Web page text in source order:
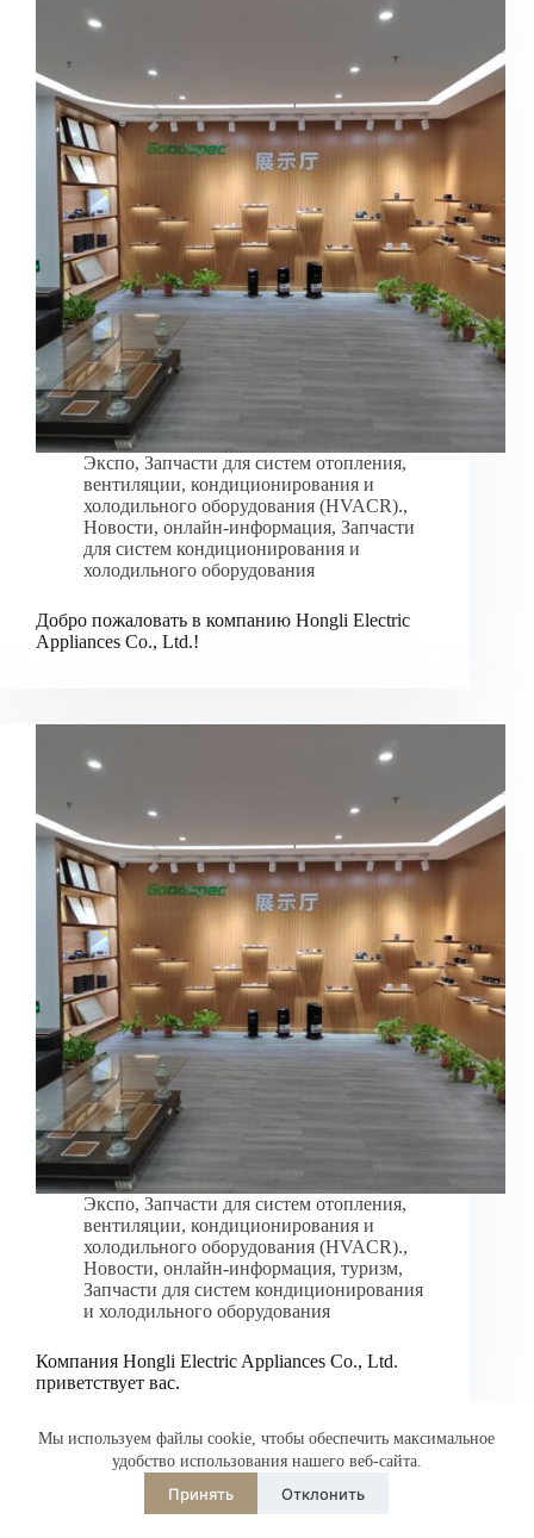
Мы используем файлы cookie, чтобы обеспечить максимальное
удобство использования нашего веб-сайта.
Принять Отклонить
Экспо, Запчасти для систем отопления,
вентиляции, кондиционирования и
холодильного оборудования (HVACR).,
Новости, онлайн-информация, Запчасти
для систем кондиционирования и
холодильного оборудования
Добро пожаловать в компанию Hongli Electric
Appliances Co., Ltd.!
Экспо, Запчасти для систем отопления,
вентиляции, кондиционирования и
холодильного оборудования (HVACR).,
Новости, онлайн-информация, туризм,
Запчасти для систем кондиционирования
и холодильного оборудования
Компания Hongli Electric Appliances Co., Ltd.
приветствует вас.
简体中文
Español de México
繁體中文
Deutsch
Français du Canada
Italiano
العربية
Nederlands
Bahasa Indonesia